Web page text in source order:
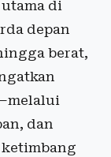
di
depan
berat,
dan